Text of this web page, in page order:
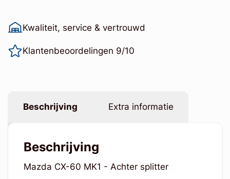
Kwaliteit, service & vertrouwd
Klantenbeoordelingen 9/10
Beschrijving Extra informatie
Beschrijving
Mazda CX-60 MK1 - Achter splitter